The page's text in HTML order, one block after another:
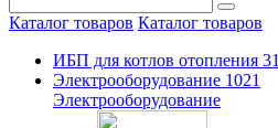
Каталог товаров Каталог товаров
ИБП для котлов отопления 31
Электрооборудование 1021
Электрооборудование